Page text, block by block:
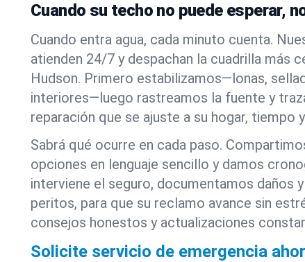
Cuando su techo no puede esperar,
Cuando entra agua, cada minuto cuenta.
atienden 24/7 y despachan la cuadrilla más
Hudson. Primero estabilizamos—lonas,
interiores—luego rastreamos la fuente y
reparación que se ajuste a su hogar, tiempo
Sabrá qué ocurre en cada paso.
opciones en lenguaje sencillo y damos
interviene el seguro, documentamos daños
peritos, para que su reclamo avance sin
consejos honestos y actualizaciones
Solicite servicio de emergencia